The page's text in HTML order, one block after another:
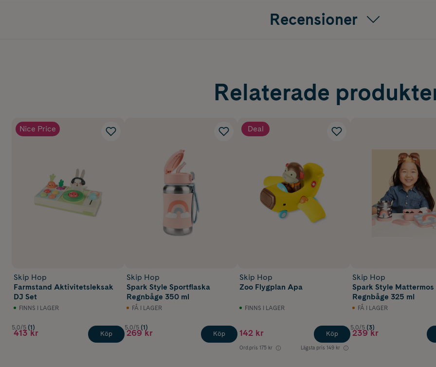
Recensioner
Relaterade
Nice Price
Skip Hop
Farmstand Aktivitetsleksak
DJ Set
FINNS I LAGER
5.0/5 (1)
413 kr Köp
Skip Hop
Spark Style Sportflaska
Regnbåge 350 ml
FÅ I LAGER
5.0/5 (1)
269 kr Köp
Deal
Skip Hop
Zoo Flygplan Apa
FINNS I LAGER
142 kr
Ord.pris 175 kr Lägsta pris 149 kr
Köp
Skip Hop
Spark Style Mattermos
Regnbåge 325 ml
FÅ I LAGER
5.0/5 (3)
239 kr